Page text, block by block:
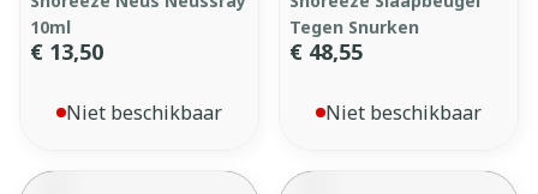
10ml
€ 13,50
Niet beschikbaar
Tegen Snurken
€ 48,55
Niet beschikbaar